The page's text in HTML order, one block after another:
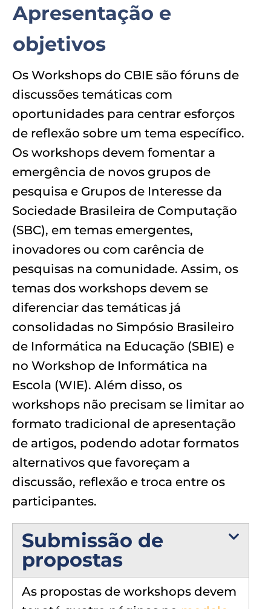
Apresentação e
objetivos
Os Workshops do CBIE são fóruns de
discussões temáticas com
oportunidades para centrar esforços
de reflexão sobre um tema específico.
Os workshops devem fomentar a
emergência de novos grupos de
pesquisa e Grupos de Interesse da
Sociedade Brasileira de Computação
(SBC), em temas emergentes,
inovadores ou com carência de
pesquisas na comunidade. Assim, os
temas dos workshops devem se
diferenciar das temáticas já
consolidadas no Simpósio Brasileiro
de Informática na Educação (SBIE) e
no Workshop de Informática na
Escola (WIE). Além disso, os
workshops não precisam se limitar ao
formato tradicional de apresentação
de artigos, podendo adotar formatos
alternativos que favoreçam a
discussão, reflexão e troca entre os
participantes.
Submissão de
propostas
As propostas de workshops devem